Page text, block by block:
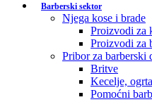
Barberski sektor
Njega kose i brade
Proizvodi za
Proizvodi za
Pribor za barberski
Britve
Kecelje,
Pomoćni